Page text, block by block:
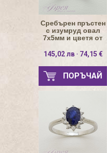
Сребърен пръстен
с изумруд овал
7х5мм и цветя от
145,02 лв · 74,15 €
ПОРЪЧАЙ